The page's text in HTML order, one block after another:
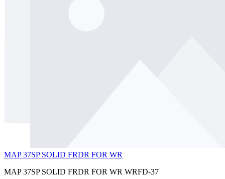
MAP 37SP SOLID FRDR FOR WR
MAP 37SP SOLID FRDR FOR WR WRFD-37